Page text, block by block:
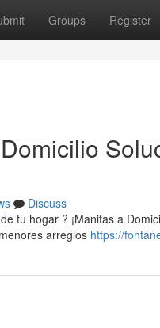
Groups Register
Discuss
tu hogar ? ¡Manitas a
arreglos https://